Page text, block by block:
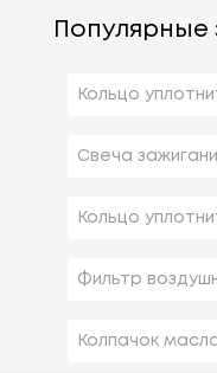
Популярные
Кольцо
Свеча
Кольцо
Фильтр
Колпачок